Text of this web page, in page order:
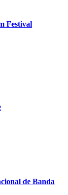
Festival
de Banda